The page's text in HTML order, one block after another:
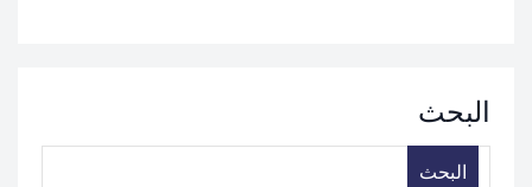
البحث
البحث